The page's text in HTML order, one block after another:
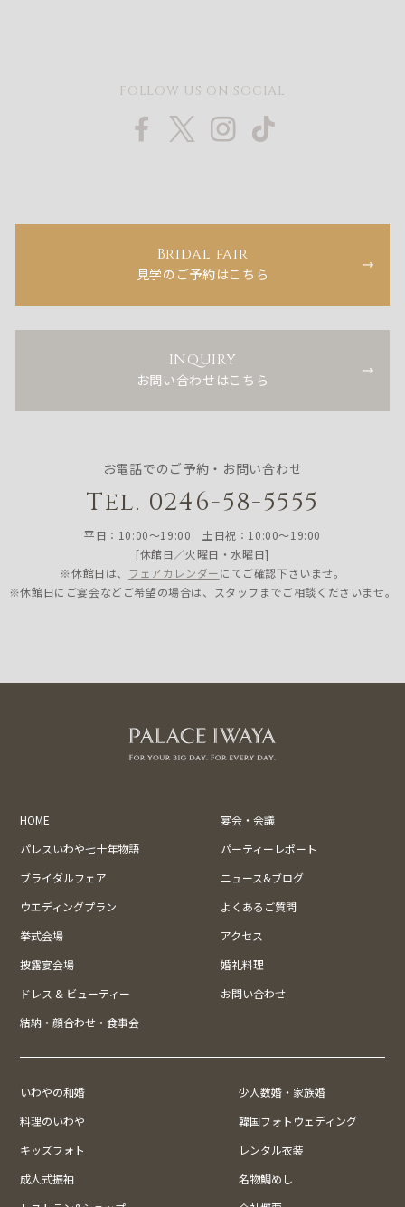
FOLLOW US ON SOCIAL
Bridal fair
見学のご予約はこちら
INQUIRY
お問い合わせはこちら
お電話でのご予約・お問い合わせ
Tel. 0246-58-5555
平日：10:00〜19:00 土日祝：10:00〜19:00
[休館日／火曜日・水曜日]
※休館日は、 フェアカレンダーにてご確認下さいませ。
※休館日にご宴会などご希望の場合は、スタッフまでご相談くださいませ。
HOME
宴会・会議
パレスいわや七十年物語
パーティーレポート
ブライダルフェア
ニュース&ブログ
ウエディングプラン
よくあるご質問
挙式会場
アクセス
披露宴会場
婚礼料理
ドレス & ビューティー
お問い合わせ
結納・顔合わせ・食事会
いわやの和婚
少人数婚・家族婚
料理のいわや
韓国フォトウェディング
キッズフォト
レンタル衣装
成人式振袖
名物鯛めし